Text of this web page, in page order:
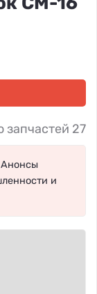
запчастей 27
Анонсы
и